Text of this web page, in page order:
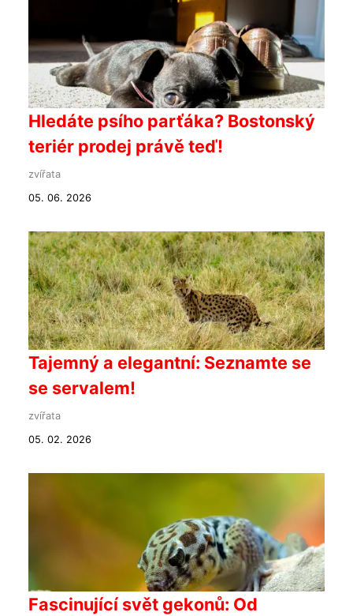
Hledáte psího parťáka? Bostonský
teriér prodej právě teď!
zvířata
05. 06. 2026
Tajemný a elegantní: Seznamte se
se servalem!
zvířata
05. 02. 2026
Fascinující svět gekonů: Od